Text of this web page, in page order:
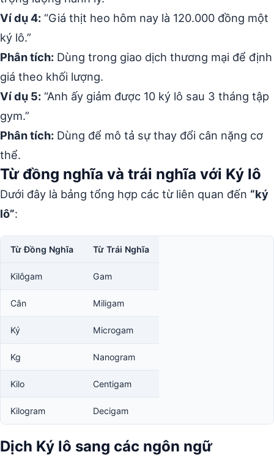
Ví dụ 4: “Giá thịt heo hôm nay là 120.000 đồng một
ký lô.”
Phân tích: Dùng trong giao dịch thương mại để định
giá theo khối lượng.
Ví dụ 5: “Anh ấy giảm được 10 ký lô sau 3 tháng tập
gym.”
Phân tích: Dùng để mô tả sự thay đổi cân nặng cơ
thể.
Từ đồng nghĩa và trái nghĩa với Ký lô
Dưới đây là bảng tổng hợp các từ liên quan đến “ký
lô”:
Từ Đồng Nghĩa Từ Trái Nghĩa
Kilôgam Gam
Cân Miligam
Ký Microgam
Kg Nanogram
Kilo Centigam
Kilogram Decigam
Dịch Ký lô sang các ngôn ngữ